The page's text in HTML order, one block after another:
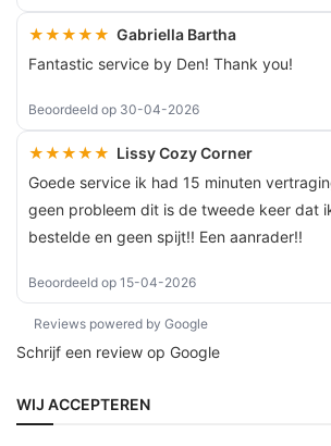
★★★★★ Gabriella Bartha
Fantastic service by Den! Thank you!
Beoordeeld op 30-04-2026
★★★★★ Lissy Cozy Corner
Goede service ik had 15 minuten
geen probleem dit is de tweede keer dat
bestelde en geen spijt!! Een aanrader!!
Beoordeeld op 15-04-2026
Reviews powered by Google
Schrijf een review op Google
WIJ ACCEPTEREN